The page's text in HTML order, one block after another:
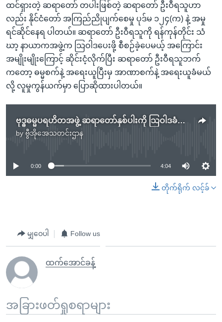
ထင်ရှားတဲ့ ဆရာတော် တပါးဖြစ်တဲ့ ဆရာတော် ဦးဝီရသူဟာ
လည်း နိုင်ငံတော် အကြည်ညိုပျက်စေမှု ပုဒ်မ ၁၂၄(က) နဲ့ အမှု
ရင်ဆိုင်နေရ ပါတယ်။ ဆရာတော် ဦးဝီရသူကို ရန်ကုန်တိုင်း သံ
ဃာ့ နာယာကအဖွဲ့က သြဝါဒပေးဖို့ စီစဉ်ခဲ့ပေမယ့် အကြောင်း
အမျိုးမျိုးကြောင့် ဆိုင်းငံ့လိုက်ပြီး ဆရာတော် ဦးဝီရသူဘက်
ကတော့ ဓမ္မစက်နဲ့ အရေးယူပြီးမှ အာဏာစက်နဲ့ အရေးယူခံမယ်
လို့ လူမှုကွန်ယက်မှာ ပြောဆိုထားပါတယ်။
ဗုဒ္ဓဓမ္မပရဟိတအဖွဲ့ ဆရာတော်နှစ်ပါးကို သြဝါဒခံယူဖို့ သံဃမဟာနာယက ခေါ်ယူ
by ဗွီအိုအေသတင်းဌာန
No media source currently available
0:00 4:04
တိုက်ရိုက် လင့်ခ်
မျှဝေပါ Follow us
ထက်အောင်ခန့်
အခြားဖတ်ရှုစရာများ